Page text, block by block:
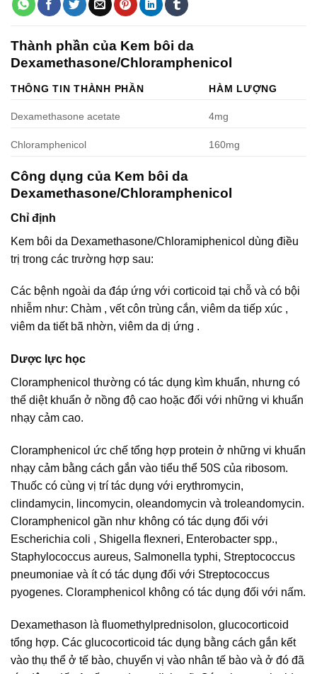
Thành phần của Kem bôi da
Dexamethasone/Chloramphenicol
THÔNG TIN THÀNH PHẦN HÀM LƯỢNG
Dexamethasone acetate 4mg
Chloramphenicol 160mg
Công dụng của Kem bôi da
Dexamethasone/Chloramphenicol
Chỉ định
Kem bôi da Dexamethasone/Chloramiphenicol dùng điều
trị trong các trường hợp sau:
Các bệnh ngoài da đáp ứng với corticoid tại chỗ và có bội
nhiễm như: Chàm , vết côn trùng cắn, viêm da tiếp xúc ,
viêm da tiết bã nhờn, viêm da dị ứng .
Dược lực học
Cloramphenicol thường có tác dụng kìm khuẩn, nhưng có
thể diệt khuẩn ở nồng độ cao hoặc đối với những vi khuẩn
nhạy cảm cao.
Cloramphenicol ức chế tổng hợp protein ở những vi khuẩn
nhạy cảm bằng cách gắn vào tiểu thể 50S của ribosom.
Thuốc có cùng vị trí tác dụng với erythromycin,
clindamycin, lincomycin, oleandomycin và troleandomycin.
Cloramphenicol gần như không có tác dụng đối với
Escherichia coli , Shigella flexneri, Enterobacter spp.,
Staphylococcus aureus, Salmonella typhi, Streptococcus
pneumoniae và ít có tác dụng đối với Streptococcus
pyogenes. Cloramphenicol không có tác dụng đối với nấm.
Dexamethason là fluomethylprednisolon, glucocorticoid
tổng hợp. Các glucocorticoid tác dụng bằng cách gắn kết
vào thụ thể ở tế bào, chuyển vị vào nhân tế bào và ở đó đã